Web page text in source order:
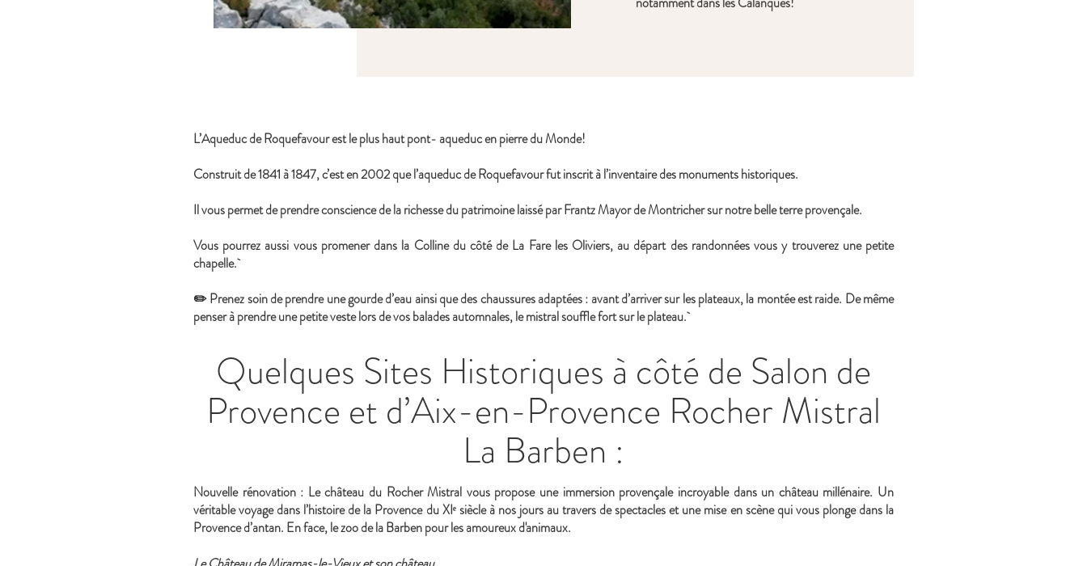
L’Aqueduc de Roquefavour est le plus haut pont- aqueduc en pierre du Monde!
Construit de 1841 à 1847, c’est en 2002 que l’aqueduc de Roquefavour fut inscrit à l’inventaire des monuments historiques.
Il vous permet de prendre conscience de la richesse du patrimoine laissé par Frantz Mayor de Montricher sur notre belle terre provençale.
Vous pourrez aussi vous promener dans la Colline du côté de La Fare les Oliviers, au départ des randonnées vous y trouverez une petite
chapelle.
✏️ Prenez soin de prendre une gourde d’eau ainsi que des chaussures adaptées : avant d’arriver sur les plateaux, la montée est raide. De même
penser à prendre une petite veste lors de vos balades automnales, le mistral souffle fort sur le plateau.
Quelques Sites Historiques à côté de Salon de
Provence et d’Aix-en-Provence Rocher Mistral
La Barben :
Nouvelle rénovation : Le château du Rocher Mistral vous propose une immersion provençale incroyable dans un château millénaire. Un
véritable voyage dans l’histoire de la Provence du XIᵉ siècle à nos jours au travers de spectacles et une mise en scène qui vous plonge dans la
Provence d’antan. En face, le zoo de la Barben pour les amoureux d'animaux.